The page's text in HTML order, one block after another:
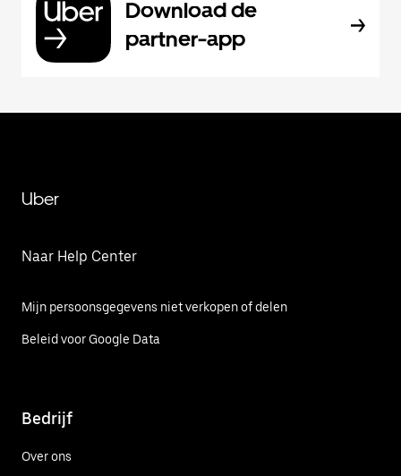
Download de
partner-app
Uber
Naar Help Center
Mijn persoonsgegevens niet verkopen of delen
Beleid voor Google Data
Bedrijf
Over ons